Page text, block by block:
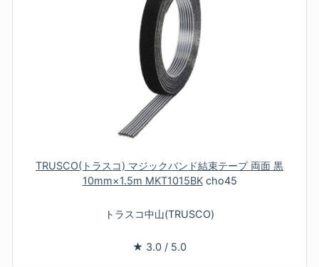
TRUSCO(トラスコ) マジックバンド結束テープ 両面 黒
10mm×1.5m MKT1015BK cho45
トラスコ中山(TRUSCO)
★ 3.0 / 5.0